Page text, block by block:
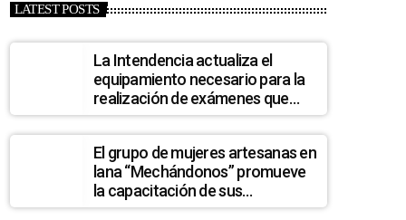
LATEST POSTS
La Intendencia actualiza el
equipamiento necesario para la
realización de exámenes que
permitan detectar posibles
casos de quiste hidatídico
hepático en la población de La
Pedrera
El grupo de mujeres artesanas en
lana “Mechándonos” promueve
la capacitación de sus
integrantes